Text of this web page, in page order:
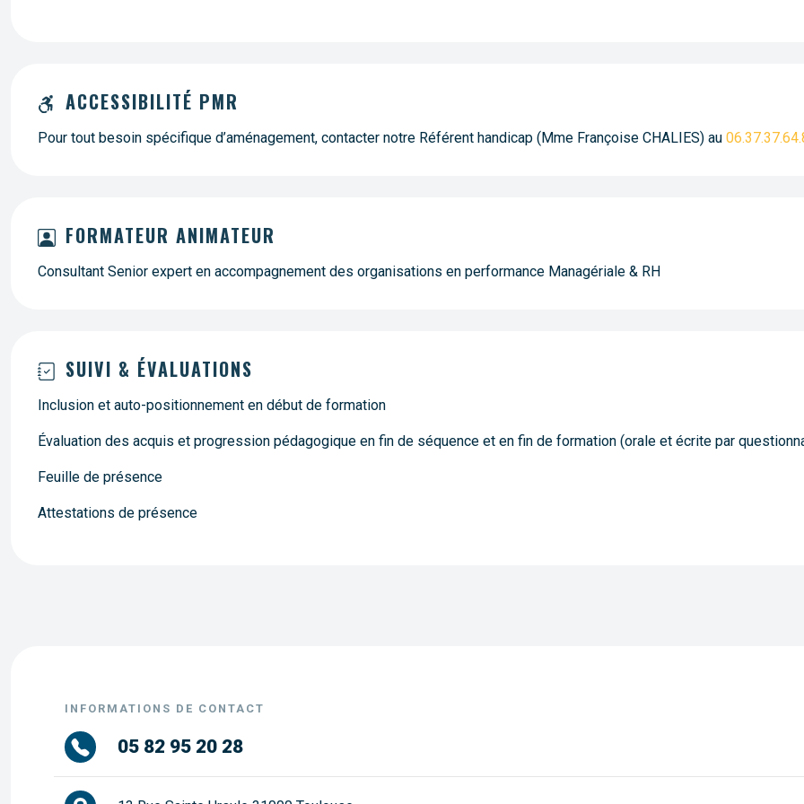
ACCESSIBILITÉ PMR
Pour tout besoin spécifique d’aménagement, contacter notre Référent handicap (Mme Françoise CHALIES) au
FORMATEUR ANIMATEUR
Consultant Senior expert en accompagnement des organisations en performance Managériale & RH
SUIVI & ÉVALUATIONS
Inclusion et auto-positionnement en début de formation
Évaluation des acquis et progression pédagogique en fin de séquence et en fin de formation (orale et écrite par
Feuille de présence
Attestations de présence
INFORMATIONS DE CONTACT
05 82 95 20 28